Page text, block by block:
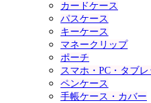
カードケース
パスケース
キーケース
マネークリップ
ポーチ
スマホ・PC・タブ
ペンケース
手帳ケース・カバー